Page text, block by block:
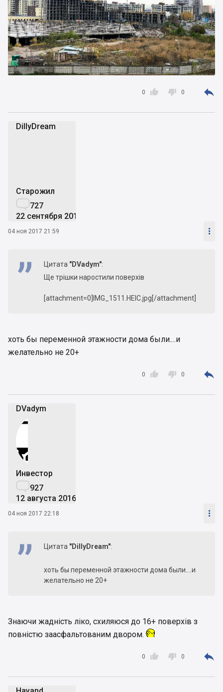

0  0 
DillyDream
Старожил
727
22 сентября 2016
04 ноя 2017 21:59 
Цитата "DVadym":
Ще трішки наростили поверхів
[attachment=0]IMG_1511.HEIC.jpg[/attachment]
хоть бы переменной этажности дома были....и
желательно не 20+

0  0 
DVadym
Инвестор
927
12 августа 2016
04 ноя 2017 22:18 
Цитата "DillyDream":
хоть бы переменной этажности дома были....и
желательно не 20+
Знаючи жадність ліко, схиляюся до 16+ поверхів з
повністю заасфальтованим двором.

0  0 